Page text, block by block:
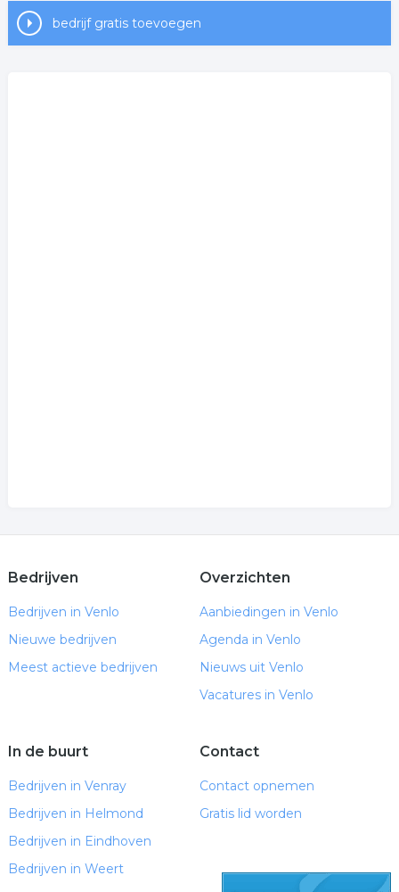
bedrijf gratis toevoegen
Bedrijven
Bedrijven in Venlo
Nieuwe bedrijven
Meest actieve bedrijven
Overzichten
Aanbiedingen in Venlo
Agenda in Venlo
Nieuws uit Venlo
Vacatures in Venlo
In de buurt
Bedrijven in Venray
Bedrijven in Helmond
Bedrijven in Eindhoven
Bedrijven in Weert
Contact
Contact opnemen
Gratis lid worden